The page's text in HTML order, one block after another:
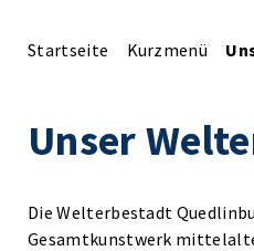
Startseite Kurzmenü
Unser
Die Welterbestadt
Gesamtkunstwerk